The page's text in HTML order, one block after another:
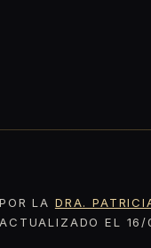
POR LA DRA.
ACTUALIZADO EL